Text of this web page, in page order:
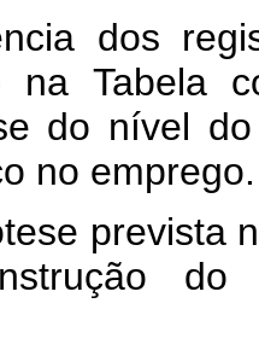
dos
na Tabela
do nível
no
prevista
do